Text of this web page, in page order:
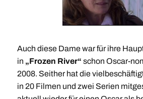
Auch diese Dame war für ihre
in „Frozen River“ schon Oscar-
2008. Seither hat die
in 20 Filmen und zwei Serien